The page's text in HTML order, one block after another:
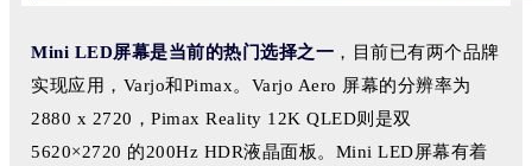
Mini LED屏幕是当前的热门选择之一 ，目前已有两个品牌
实现应用，Varjo和Pimax。Varjo Aero 屏幕的分辨率为
2880 x 2720，Pimax Reality 12K QLED则是双
5620×2720 的200Hz HDR液晶面板。Mini LED屏幕有着